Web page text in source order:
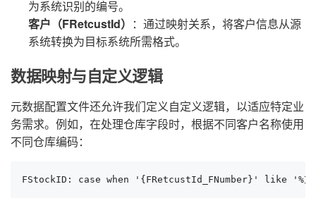
为系统识别的编号。
客户（FRetcustId） ：通过映射关系，将客户信息从源
系统转换为目标系统所需格式。
数据映射与自定义逻辑
元数据配置文件还允许我们定义自定义逻辑，以适应特定业
务需求。例如，在处理仓库字段时，根据不同客户名称使用
不同仓库编码：
FStockID: case when '{FRetcustId_FNumber}' like '%